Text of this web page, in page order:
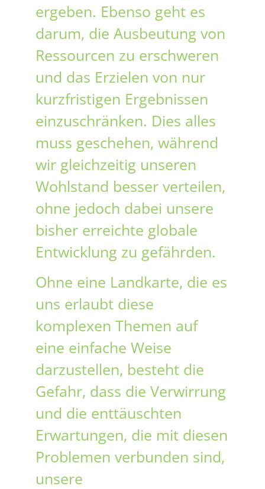
ergeben. Ebenso geht es
darum, die Ausbeutung von
Ressourcen zu erschweren
und das Erzielen von nur
kurzfristigen Ergebnissen
einzuschränken. Dies alles
muss geschehen, während
wir gleichzeitig unseren
Wohlstand besser verteilen,
ohne jedoch dabei unsere
bisher erreichte globale
Entwicklung zu gefährden.
Ohne eine Landkarte, die es
uns erlaubt diese
komplexen Themen auf
eine einfache Weise
darzustellen, besteht die
Gefahr, dass die Verwirrung
und die enttäuschten
Erwartungen, die mit diesen
Problemen verbunden sind,
unsere